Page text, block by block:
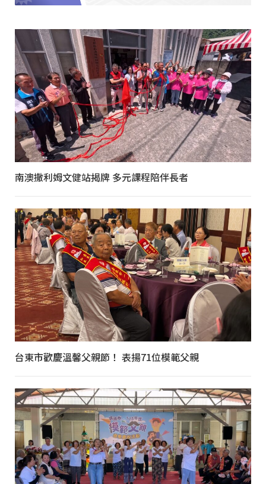
南澳撒利姆文健站揭牌 多元課程陪伴長者
台東市歡慶溫馨父親節！ 表揚71位模範父親